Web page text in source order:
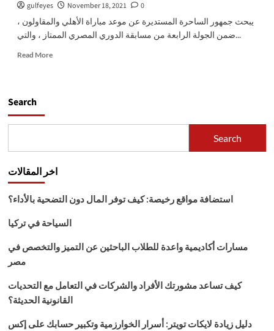
gulfeyes November 18, 2021
0
يبحث جمهور الساحرة المستديرة عن موعد مباراة الأهلي والمقاولون ،
ضمن الجولة الرابعة من مسابقة الدوري المصري الممتاز ، والتي...
Read MoreRead
والمقاولون
المصري
Search
Search
اخر المقالات
استضافة مواقع رخيصة: كيف توفر المال دون التضحية بالأداء؟
السياحة في تركيا
مسارات أكاديمية واعدة للطلاب الباحثين عن التميز والتخصص في
مصر
كيف تساعد مشورتك الأفراد والشركات في التعامل مع التحديات
القانونية الحديثة؟
دليل زيادة لايكات تويتر: أسرار الخوارزمية وتكبير حسابك على إكس